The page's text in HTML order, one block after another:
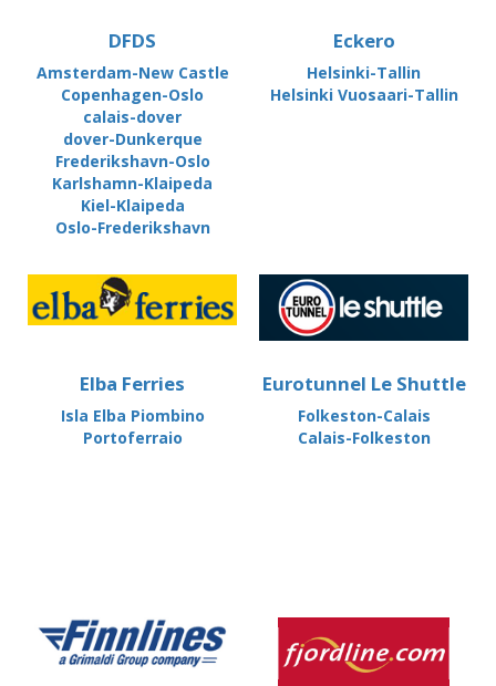
DFDS
Amsterdam-New Castle
Copenhagen-Oslo
calais-dover
dover-Dunkerque
Frederikshavn-Oslo
Karlshamn-Klaipeda
Kiel-Klaipeda
Oslo-Frederikshavn
Eckero
Helsinki-Tallin
Helsinki Vuosaari-Tallin
Elba Ferries
Isla Elba Piombino
Portoferraio
Eurotunnel Le Shuttle
Folkeston-Calais
Calais-Folkeston